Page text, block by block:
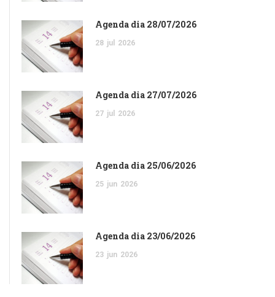
Agenda dia 28/07/2026
28 jul 2026
Agenda dia 27/07/2026
27 jul 2026
Agenda dia 25/06/2026
25 jun 2026
Agenda dia 23/06/2026
23 jun 2026